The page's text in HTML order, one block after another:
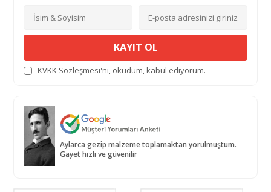
KAYIT OL
KVKK Sözleşmesi'ni, okudum, kabul ediyorum.
Aylarca gezip malzeme toplamaktan yorulmuştum.
Gayet hızlı ve güvenilir